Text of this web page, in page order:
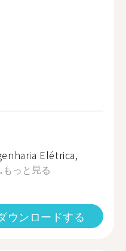
Elétrica,
もっと見る
ウンロードする